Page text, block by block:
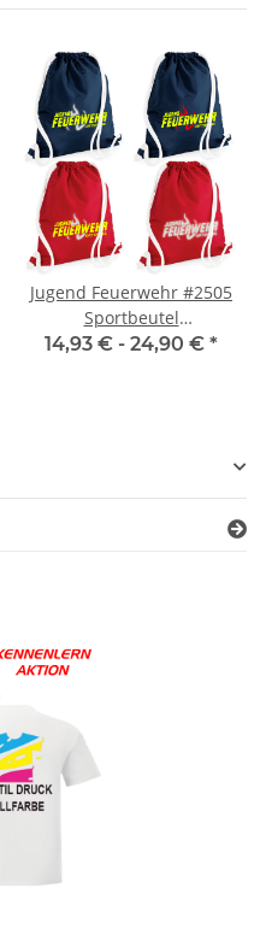
Jugend Feuerwehr #2505
Sportbeutel
inkl.Wunschname
14,93 € - 24,90 € *